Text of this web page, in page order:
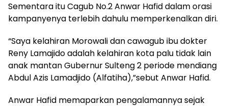
Sementara itu Cagub No.2 Anwar Hafid dalam orasi
kampanyenya terlebih dahulu memperkenalkan diri.
“Saya kelahiran Morowali dan cawagub ibu dokter
Reny Lamajido adalah kelahiran kota palu tidak lain
anak mantan Gubernur Sulteng 2 periode mendiang
Abdul Azis Lamadjido (Alfatiha),”sebut Anwar Hafid.
Anwar Hafid memaparkan pengalamannya sejak